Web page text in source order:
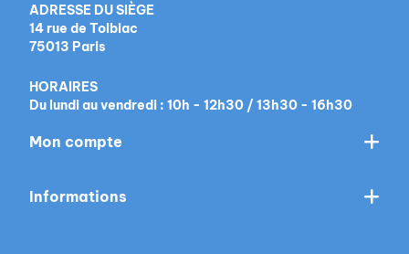
ADRESSE DU SIÈGE
14 rue de Tolbiac
75013 Paris
HORAIRES
Du lundi au vendredi : 10h - 12h30 / 13h30 - 16h30
Mon compte
Informations